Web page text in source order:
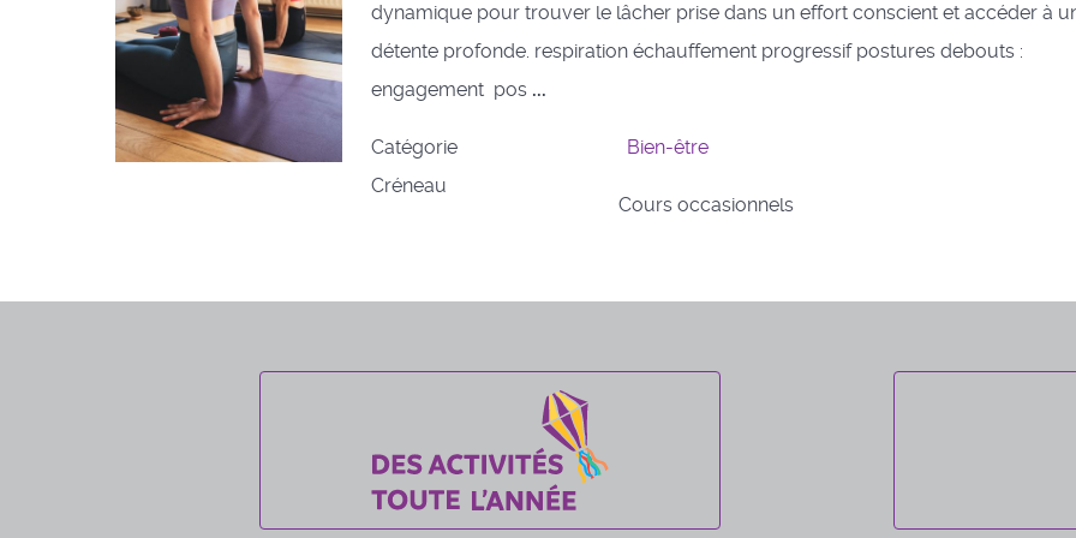
dynamique pour trouver le lâcher prise dans un effort conscient et accéder à
détente profonde. respiration échauffement progressif postures debouts :
engagement pos ...
Catégorie
Bien-être
Créneau
Cours occasionnels